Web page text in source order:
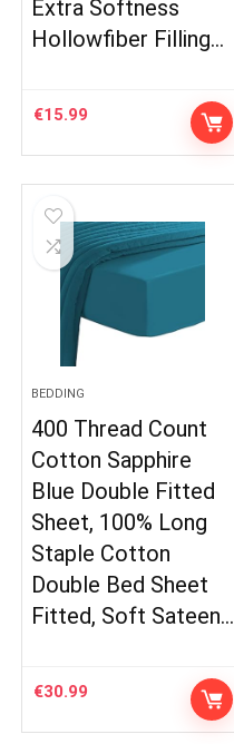
Extra Softness
Hollowfiber Filling…
€15.99
BEDDING
400 Thread Count
Cotton Sapphire
Blue Double Fitted
Sheet, 100% Long
Staple Cotton
Double Bed Sheet
Fitted, Soft Sateen…
€30.99